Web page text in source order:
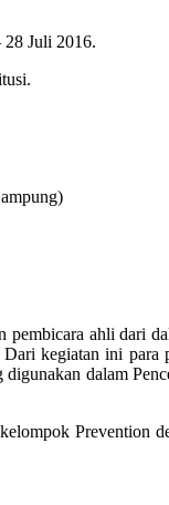
28 Juli 2016.
ahli dari
kegiatan ini para
dalam